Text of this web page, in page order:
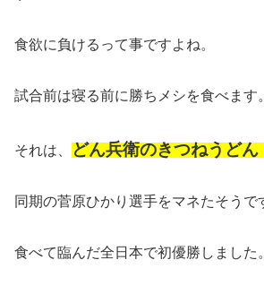
食欲に負けるって事ですよね。
試合前は寝る前に勝ちメシを食べます。
それは、 どん兵衛のきつねうどん
同期の菅原ひかり選手をマネたそうで
食べて臨んだ全日本で初優勝しました。